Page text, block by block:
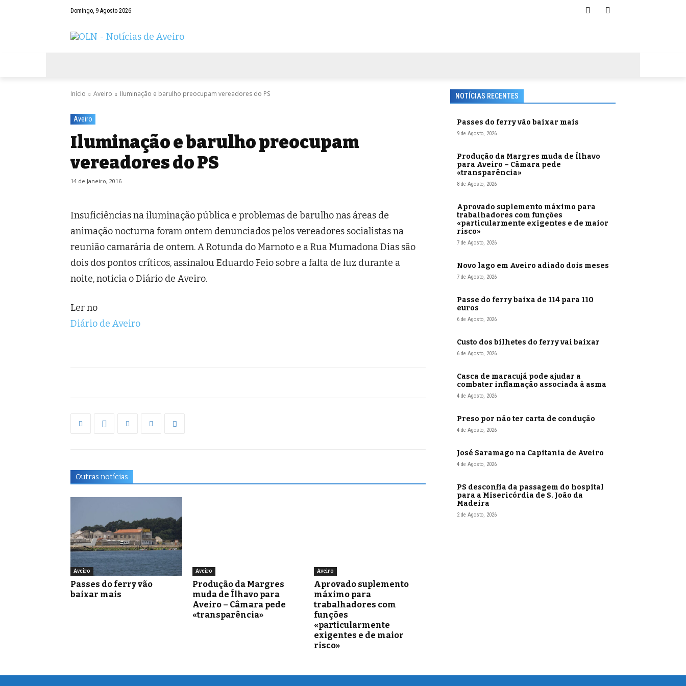
Domingo, 9 Agosto 2026
Início Aveiro Iluminação e barulho preocupam vereadores do PS
Aveiro
Iluminação e barulho preocupam
vereadores do PS
14 de Janeiro, 2016
Insuficiências na iluminação pública e problemas de barulho nas áreas de
animação nocturna foram ontem denunciados pelos vereadores socialistas na
reunião camarária de ontem. A Rotunda do Marnoto e a Rua Mumadona Dias são
dois dos pontos críticos, assinalou Eduardo Feio sobre a falta de luz durante a
noite, noticia o Diário de Aveiro.
Ler no
Diário de Aveiro
Outras notícias
Aveiro
Passes do ferry vão
baixar mais
Aveiro
Produção da Margres
muda de Ílhavo para
Aveiro – Câmara pede
«transparência»
Aveiro
Aprovado suplemento
máximo para
trabalhadores com
funções
«particularmente
exigentes e de maior
risco»
NOTÍCIAS RECENTES
Passes do ferry vão baixar mais
9 de Agosto, 2026
Produção da Margres muda de Ílhavo
para Aveiro – Câmara pede
«transparência»
8 de Agosto, 2026
Aprovado suplemento máximo para
trabalhadores com funções
«particularmente exigentes e de maior
risco»
7 de Agosto, 2026
Novo lago em Aveiro adiado dois meses
7 de Agosto, 2026
Passe do ferry baixa de 114 para 110
euros
6 de Agosto, 2026
Custo dos bilhetes do ferry vai baixar
6 de Agosto, 2026
Casca de maracujá pode ajudar a
combater inflamação associada à asma
4 de Agosto, 2026
Preso por não ter carta de condução
4 de Agosto, 2026
José Saramago na Capitania de Aveiro
4 de Agosto, 2026
PS desconfia da passagem do hospital
para a Misericórdia de S. João da
Madeira
2 de Agosto, 2026